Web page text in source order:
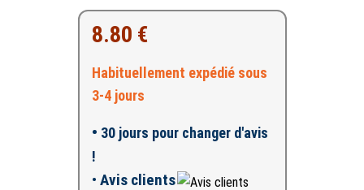
8.80 €
Habituellement expédié sous
3-4 jours
• 30 jours pour changer d'avis
!
• Avis clients